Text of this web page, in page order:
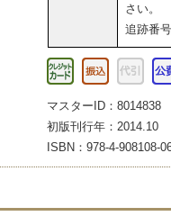
さい。
追跡番
マスターID：8014838
初版刊行年：2014.10
ISBN：978-4-908108-